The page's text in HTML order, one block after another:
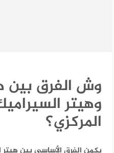
وش الفرق بين
وهيتر
المركزي؟